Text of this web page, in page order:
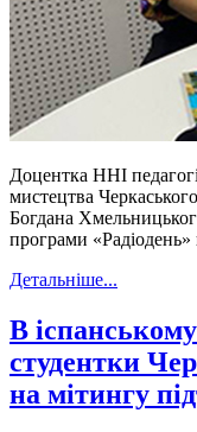
Доцентка ННІ
мистецтва
Богдана
програми «Радіодень»
Детальніше...
В
студентки
на мітингу